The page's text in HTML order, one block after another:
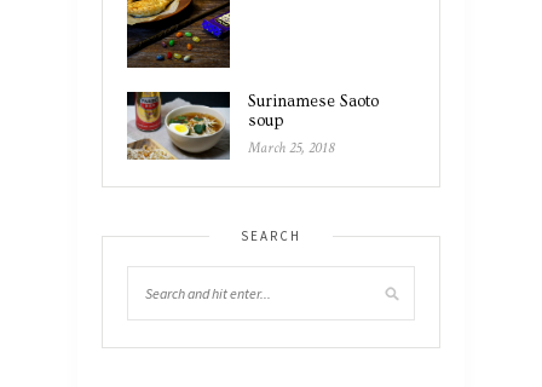
Surinamese Saoto
soup
March 25, 2018
SEARCH